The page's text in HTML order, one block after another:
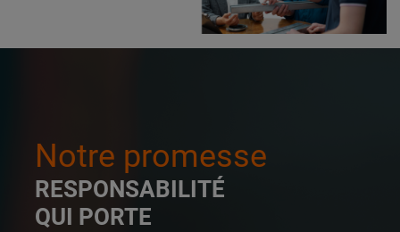
Notre promesse
RESPONSABILITÉ
QUI PORTE